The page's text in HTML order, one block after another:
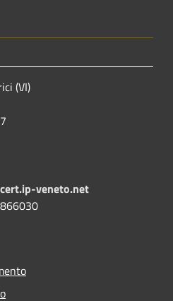
(VI)
veneto.net